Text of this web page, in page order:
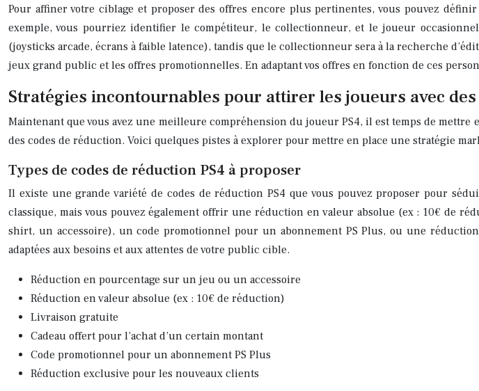
Pour affiner votre ciblage et proposer des offres encore plus pertinentes, vous pouvez
exemple, vous pourriez identifier le compétiteur, le collectionneur, et le joueur
(joysticks arcade, écrans à faible latence), tandis que le collectionneur sera à la recherche
jeux grand public et les offres promotionnelles. En adaptant vos offres en fonction de ces
Stratégies incontournables pour attirer les joueurs avec des
Maintenant que vous avez une meilleure compréhension du joueur PS4, il est temps de
des codes de réduction. Voici quelques pistes à explorer pour mettre en place une stratégie
Types de codes de réduction PS4 à proposer
Il existe une grande variété de codes de réduction PS4 que vous pouvez proposer pour
classique, mais vous pouvez également offrir une réduction en valeur absolue (ex : 10€ de
shirt, un accessoire), un code promotionnel pour un abonnement PS Plus, ou une
adaptées aux besoins et aux attentes de votre public cible.
Réduction en pourcentage sur un jeu ou un accessoire
Réduction en valeur absolue (ex : 10€ de réduction)
Livraison gratuite
Cadeau offert pour l’achat d’un certain montant
Code promotionnel pour un abonnement PS Plus
Réduction exclusive pour les nouveaux clients